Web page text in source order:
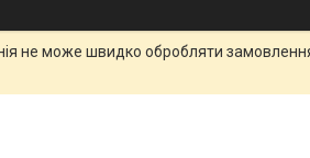
не може швидко обробляти